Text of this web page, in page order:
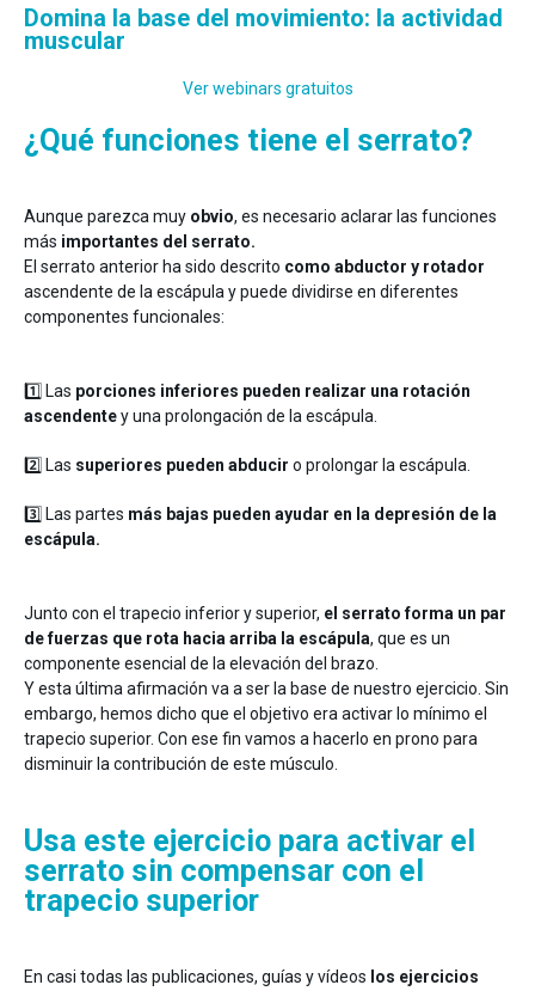
Domina la base del movimiento: la actividad
muscular
Ver webinars gratuitos
¿Qué funciones tiene el serrato?
Aunque parezca muy obvio, es necesario aclarar las funciones
más importantes del serrato.
El serrato anterior ha sido descrito como abductor y rotador
ascendente de la escápula y puede dividirse en diferentes
componentes funcionales:
1️⃣ Las porciones inferiores pueden realizar una rotación
ascendentey una prolongación de la escápula.
2️⃣ Las superiores pueden abducir o prolongar la escápula.
3️⃣ Las partes más bajas pueden ayudar en la depresión de la
escápula.
Junto con el trapecio inferior y superior, el serrato forma un par
de fuerzas que rota hacia arriba la escápula, que es un
componente esencial de la elevación del brazo.
Y esta última afirmación va a ser la base de nuestro ejercicio. Sin
embargo, hemos dicho que el objetivo era activar lo mínimo el
trapecio superior. Con ese fin vamos a hacerlo en prono para
disminuir la contribución de este músculo.
Usa este ejercicio para activar el
serrato sin compensar con el
trapecio superior
En casi todas las publicaciones, guías y vídeos los ejercicios